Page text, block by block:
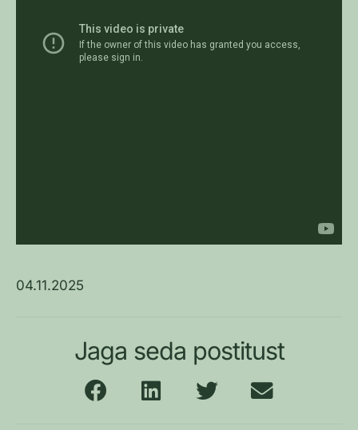
04.11.2025
Jaga seda postitust